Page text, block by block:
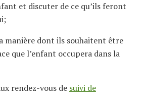
et discuter de ce qu’ils feront
manière dont ils souhaitent être
que l’enfant occupera dans la
rendez-vous de suivi de